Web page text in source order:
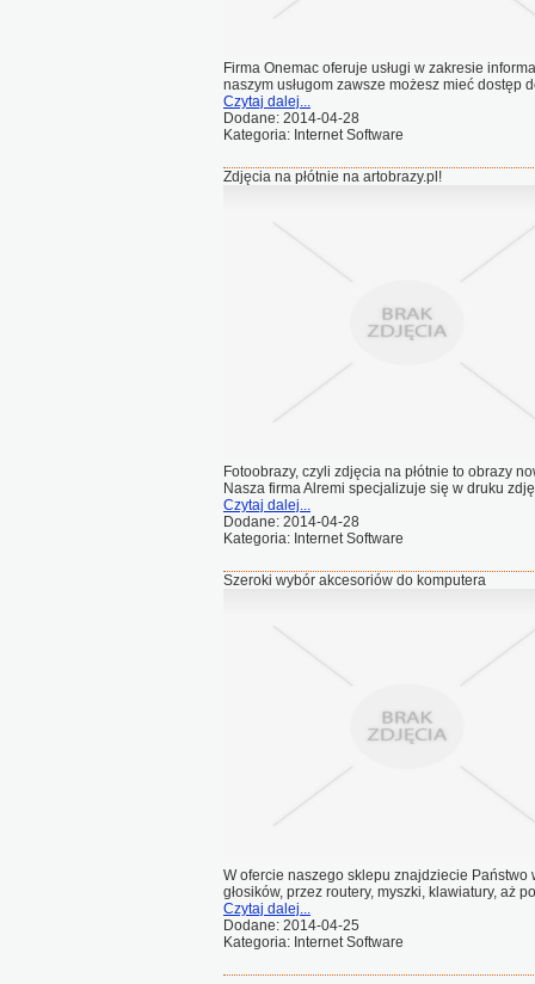
Firma Onemac oferuje usługi w zakresie
naszym usługom zawsze możesz mieć dostęp
Czytaj dalej...
Dodane: 2014-04-28
Kategoria: Internet Software
Zdjęcia na płótnie na artobrazy.pl!
Fotoobrazy, czyli zdjęcia na płótnie to obrazy
Nasza firma Alremi specjalizuje się w druku
Czytaj dalej...
Dodane: 2014-04-28
Kategoria: Internet Software
Szeroki wybór akcesoriów do komputera
W ofercie naszego sklepu znajdziecie
głosików, przez routery, myszki, klawiatury, aż
Czytaj dalej...
Dodane: 2014-04-25
Kategoria: Internet Software